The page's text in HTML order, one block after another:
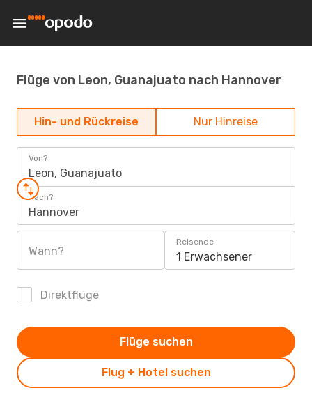
Flüge von Leon, Guanajuato nach Hannover
Hin- und Rückreise Nur Hinreise
Von?
Leon, Guanajuato
Nach?
Hannover
Wann?
Reisende
1 Erwachsener
Direktflüge
Flug + Hotel suchen
Flüge suchen